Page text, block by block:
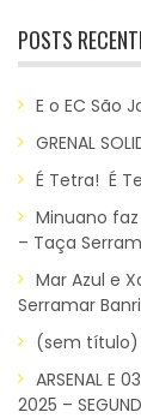
POSTS
E o EC São
GRENAL
É Tetra! É
Minuano
– Taça
Mar Azul e
Serramar
(sem título)
ARSENAL E
2025 –